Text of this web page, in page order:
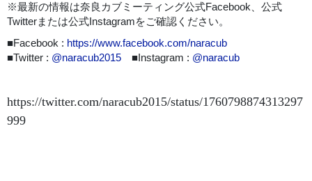
※最新の情報は奈良カブミーティング公式Facebook、公式
Twitterまたは公式Instagramをご確認ください。
■Facebook : https://www.facebook.com/naracub
■Twitter : @naracub2015 ■Instagram : @naracub
https://twitter.com/naracub2015/status/1760798874313297
999